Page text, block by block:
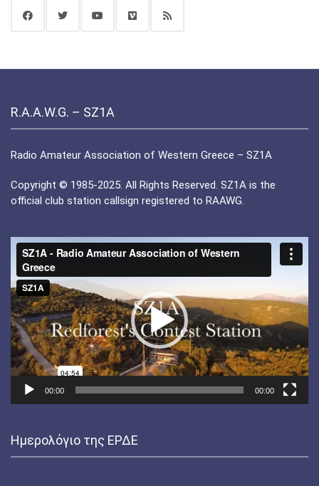
R.A.A.W.G. – SZ1A
Radio Amateur Association of Western Greece – SZ1A
Copyright © 1985-2025. All Rights Reserved. SZ1A is the
official club station callsign registered to RAAWG.
Πρόγραμμα
Αναπαραγωγής
Βίντεο
00:00 00:00
Ημερολόγιο της ΕΡΔΕ